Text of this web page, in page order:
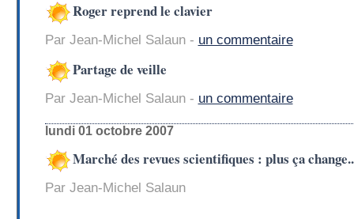
Roger reprend le clavier
Par Jean-Michel Salaun - un commentaire
Partage de veille
Par Jean-Michel Salaun - un commentaire
lundi 01 octobre 2007
Marché des revues scientifiques : plus ça change..
Par Jean-Michel Salaun